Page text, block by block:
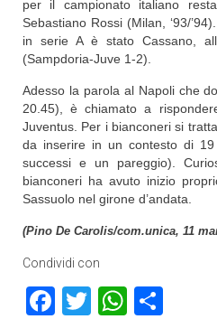
per il campionato italiano
Sebastiano Rossi (Milan, ‘93/
in serie A è stato Cassano,
(Sampdoria-Juve 1-2).
Adesso la parola al Napoli che
20.45), è chiamato a
Juventus. Per i bianconeri si
da inserire in un contesto di
successi e un pareggio).
bianconeri ha avuto inizio
Sassuolo nel girone d’andata.
(Pino De Carolis/com.unica, 11
Condividi con
Facebook
Twitter